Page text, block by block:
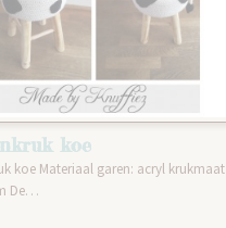
koe
koe Materiaal garen: acryl krukmaat
De…